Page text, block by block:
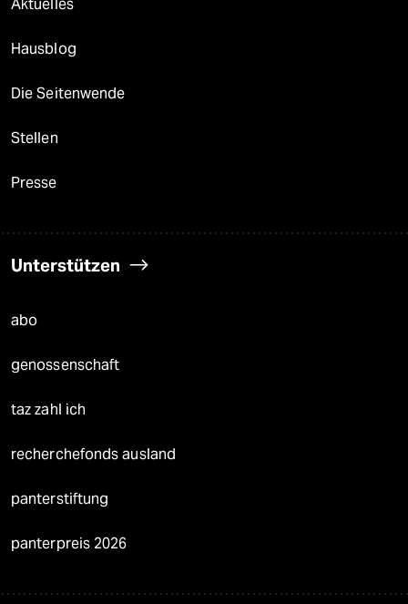
Aktuelles
Hausblog
Die Seitenwende
Stellen
Presse
Unterstützen
abo
genossenschaft
taz zahl ich
recherchefonds ausland
panterstiftung
panterpreis 2026